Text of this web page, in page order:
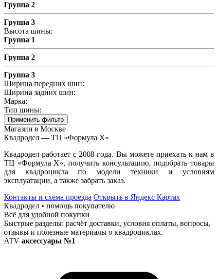
Группа 2
Группа 3
Высота шины:
Группа 1
Группа 2
Группа 3
Ширина передних шин:
Ширина задних шин:
Марка:
Тип шины:
Применить фильтр
Магазин в Москве
Квадродел — ТЦ «Формула Х»
Квадродел работает с 2008 года. Вы можете приехать к нам в
ТЦ «Формула Х», получить консультацию, подобрать товары
для квадроцикла по модели техники и условиям
эксплуатации, а также забрать заказ.
Контакты и схема проезда Открыть в Яндекс Картах
Квадродел • помощь покупателю
Всё для удобной покупки
Быстрые разделы: расчёт доставки, условия оплаты, вопросы,
отзывы и полезные материалы о квадроциклах.
ATV аксессуары №1